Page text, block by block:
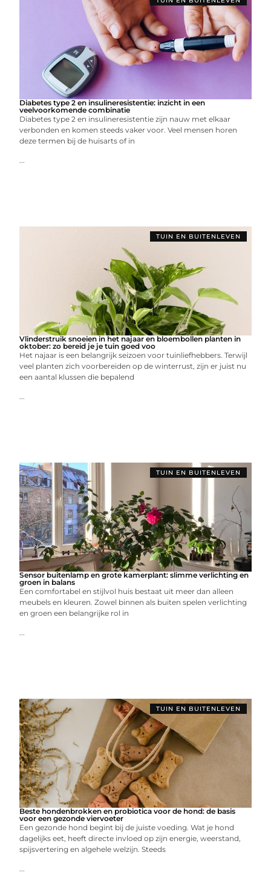
Diabetes type 2 en insulineresistentie: inzicht in een
veelvoorkomende combinatie
Diabetes type 2 en insulineresistentie zijn nauw met elkaar
verbonden en komen steeds vaker voor. Veel mensen horen
deze termen bij de huisarts of in
...
TUIN EN BUITENLEVEN
Vlinderstruik snoeien in het najaar en bloembollen planten in
oktober: zo bereid je je tuin goed voo
Het najaar is een belangrijk seizoen voor tuinliefhebbers. Terwijl
veel planten zich voorbereiden op de winterrust, zijn er juist nu
een aantal klussen die bepalend
...
TUIN EN BUITENLEVEN
Sensor buitenlamp en grote kamerplant: slimme verlichting en
groen in balans
Een comfortabel en stijlvol huis bestaat uit meer dan alleen
meubels en kleuren. Zowel binnen als buiten spelen verlichting
en groen een belangrijke rol in
...
TUIN EN BUITENLEVEN
Beste hondenbrokken en probiotica voor de hond: de basis
voor een gezonde viervoeter
Een gezonde hond begint bij de juiste voeding. Wat je hond
dagelijks eet, heeft directe invloed op zijn energie, weerstand,
spijsvertering en algehele welzijn. Steeds
...